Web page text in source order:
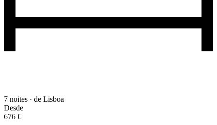
7 noites · de Lisboa
Desde
676 €